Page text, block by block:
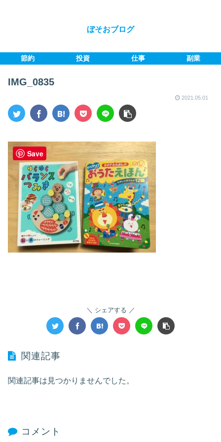
ぼそおブログ
節約 投資 仕事 副業
IMG_0835
2021.05.01
シェアする
関連記事
関連記事は見つかりませんでした。
コメント
Save